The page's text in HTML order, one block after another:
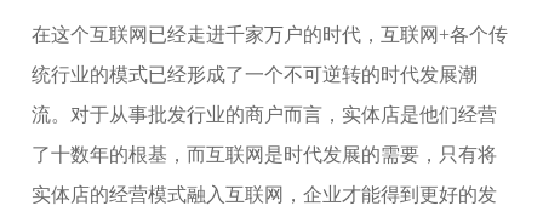
在这个互联网已经走进千家万户的时代，互联网+各个传
统行业的模式已经形成了一个不可逆转的时代发展潮
流。对于从事批发行业的商户而言，实体店是他们经营
了十数年的根基，而互联网是时代发展的需要，只有将
实体店的经营模式融入互联网，企业才能得到更好的发